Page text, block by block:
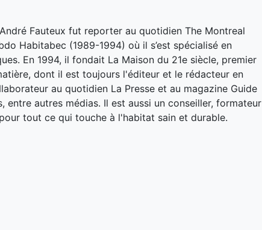
Fauteux fut reporter au quotidien The Montreal
Habitabec (1989-1994) où il s’est spécialisé en
En 1994, il fondait La Maison du 21e siècle, premier
dont il est toujours l'éditeur et le rédacteur en
au quotidien La Presse et au magazine Guide
entre autres médias. Il est aussi un conseiller, formateur
tout ce qui touche à l'habitat sain et durable.